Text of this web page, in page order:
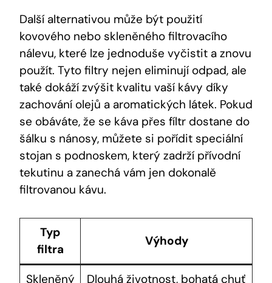
Další alternativou může být použití
kovového nebo skleněného filtrovacího
nálevu, které lze jednoduše vyčistit a znovu
použít. Tyto filtry nejen eliminují odpad, ale
také dokáží zvýšit kvalitu vaší kávy díky
zachování olejů a aromatických látek. Pokud
se obáváte, že se káva přes fíltr dostane do
šálku s nánosy, můžete si pořídit speciální
stojan s podnoskem, který zadrží přívodní
tekutinu a zanechá vám jen dokonalě
filtrovanou kávu.
Typ
filtra
Výhody
Skleněný Dlouhá životnost, bohatá chuť